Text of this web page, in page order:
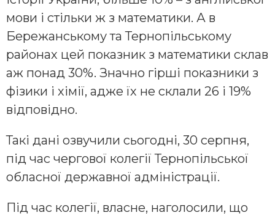
мови і стільки ж з математики. А в
Бережанському та Тернопільському
районах цей показник з математики склав
аж понад 30%. Значно гірші показники з
фізики і хімії, адже їх не склали 26 і 19%
відповідно.
Такі дані озвучили сьогодні, 30 серпня,
під час чергової колегії Тернопільської
обласної державної адміністрації.
Під час колегії, власне, наголосили, що